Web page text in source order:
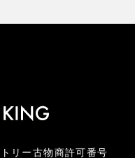
リー古物商許可番号